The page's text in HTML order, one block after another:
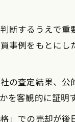
するうえで
例をもとに
の査定結果、
客観的に証明
での売却が